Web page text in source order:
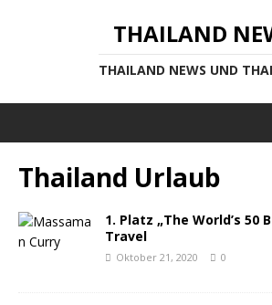
THAILAND
THAILAND NEWS UND
Thailand Urlaub
1. Platz „The World’s 50
Travel
Oktober 21, 2020 0